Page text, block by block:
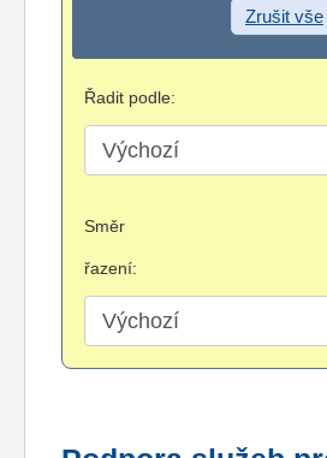
Zrušit vše
Řadit podle:
Směr
řazení: